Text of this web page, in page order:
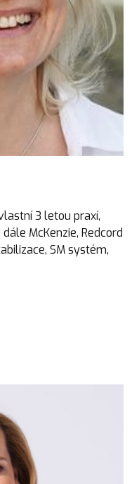
3 letou praxí,
McKenzie, Redcord
SM systém,